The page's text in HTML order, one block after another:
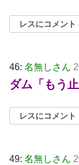
レスにコメント
46: 名無しさん
ダム「もう
レスにコメント
49: 名無しさん